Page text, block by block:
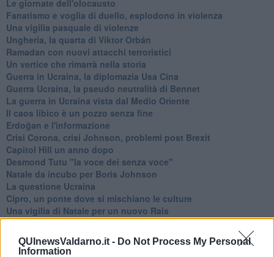
QUInewsValdarno.it - Do Not Process My Personal
Information
Le giornate dell'olocausto
Fanatismo e voglia di duello, esplodono in violenza
Una vigilia pasquale di violenze
Ungheria, la quarta di Viktor Orbán
Ramadan con nuovi attacchi terroristici
Un vertice che rimarrà nella storia
Guerra in Ucraina, la diplomazia Usa Cina
Guerra Ucraina, la pseudo neutralità di Bennet
La guerra in Ucraina vista dal Medio Oriente
​Il caos libico è un pozzo senza fine
Erdoğan e l'informazione
Crisi Corona, crisi Johnson, problemi post Brexit
Capitol Hill un anno dopo
Desmond Tutu "la voce dei senza voce"
Natale da incubo per Boris Johnson
La questione Ucraina
Cipro, un ponte dove si mischiano le culture
Una vigilia di Natale per un nuovo Rais
La questione israelo-palestinese ignorata dal G20
Erdogan continua a sfidare l'Occidente
Libano, collasso economico e guerra civile